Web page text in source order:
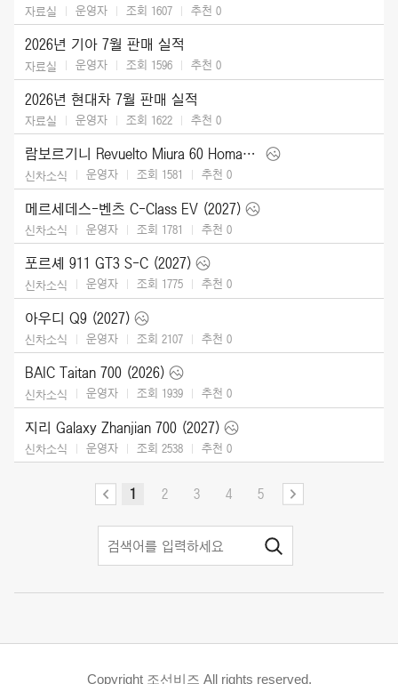
자료실 운영자 조회 1607 추천 0
2026년 기아 7월 판매 실적
자료실 운영자 조회 1596 추천 0
2026년 현대차 7월 판매 실적
자료실 운영자 조회 1622 추천 0
람보르기니 Revuelto Miura 60 Homage (2026)
신차소식 운영자 조회 1581 추천 0
메르세데스-벤츠 C-Class EV (2027)
신차소식 운영자 조회 1781 추천 0
포르셰 911 GT3 S-C (2027)
신차소식 운영자 조회 1775 추천 0
아우디 Q9 (2027)
신차소식 운영자 조회 2107 추천 0
BAIC Taitan 700 (2026)
신차소식 운영자 조회 1939 추천 0
지리 Galaxy Zhanjian 700 (2027)
신차소식 운영자 조회 2538 추천 0
1 2 3 4 5
Copyright 조선비즈 All rights reserved.